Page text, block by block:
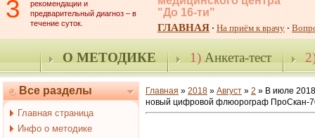
3
рекомендации и
предварительный диагноз – в
течение суток.
"До 16-ти"
ГЛАВНАЯ · На приём к врачу ·
О МЕТОДИКЕ 1)Анкета-тест
Все разделы
Главная страница
Инфо о методике
Главная » 2018 » Август » 2 » В июле
новый цифровой флюорограф ПроСкан-